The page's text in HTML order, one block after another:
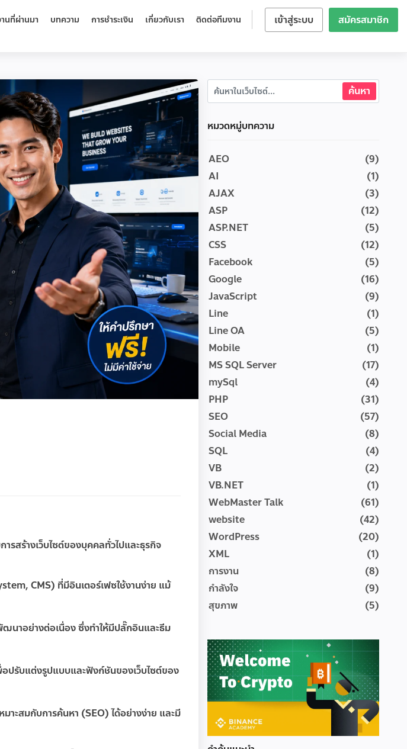
เข้าสู่ระบบ สมัครสมาชิก
นที่ผ่านมา บทความ การชำระเงิน เกี่ยวกับเรา ติดต่อทีมงาน
รสร้างเว็บไซต์ของบุคคลทั่วไปและธุรกิจ
CMS) ที่มีอินเตอร์เฟซใช้งานง่าย แม้
นาอย่างต่อเนื่อง ซึ่งทำให้มีปลั๊กอินและธีม
ปรับแต่งรูปแบบและฟังก์ชันของเว็บไซต์ของ
ะสมกับการค้นหา (SEO) ได้อย่างง่าย และมี
หมวดหมู่บทความ
AEO
(9)
AI
(1)
AJAX
(3)
ASP
(12)
ASP.NET
(5)
CSS
(12)
Facebook
(5)
Google
(16)
JavaScript
(9)
Line
(1)
Line OA
(5)
Mobile
(1)
MS SQL Server
(17)
mySql
(4)
PHP
(31)
SEO
(57)
Social Media
(8)
SQL
(4)
VB
(2)
VB.NET
(1)
WebMaster Talk
(61)
website
(42)
WordPress
(20)
XML
(1)
การงาน
(8)
กำลังใจ
(9)
สุขภาพ
(5)